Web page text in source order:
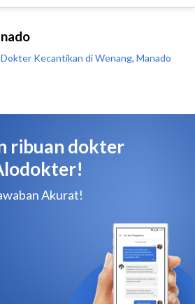
Kecantikan di Wenang, Manado